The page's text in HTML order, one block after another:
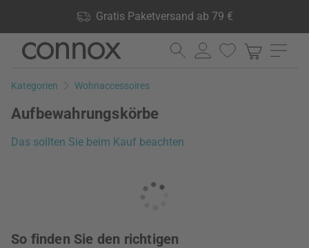
Gratis Paketversand ab 79 €
lagernd, 60 Tage Rückgaberecht
Direkt
Seiteninhalt
Direkt
Suchfeld
Kategorien Wohnaccessoires
Aufbewahrungskörbe
Das sollten Sie beim Kauf beachten
So finden Sie den richtigen